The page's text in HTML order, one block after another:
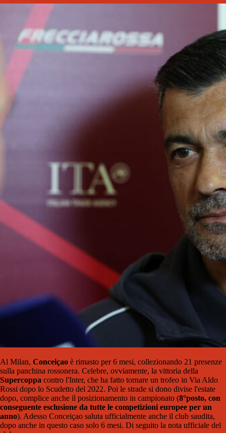
Al Milan, Conceiçao è rimasto per 6 mesi, collezionando 21 presenze
sulla panchina rossonera. Celebre, ovviamente, la vittoria della
Supercoppa contro l'Inter, che ha fatto tornare un trofeo in Via Aldo
Rossi dopo lo Scudetto del 2022. Poi le strade si dono divise l'estate
dopo, complice anche il posizionamento in campionato (8°posto, con
conseguente esclusione da tutte le competizioni europee per un
anno). Adesso Conceiçao saluta ufficialmente anche il club saudita,
dopo anche in questo caso solo 6 mesi. Di seguito la nota ufficiale del